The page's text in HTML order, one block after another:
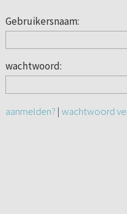
Gebruikersnaam:
wachtwoord:
aanmelden? | wachtwoord